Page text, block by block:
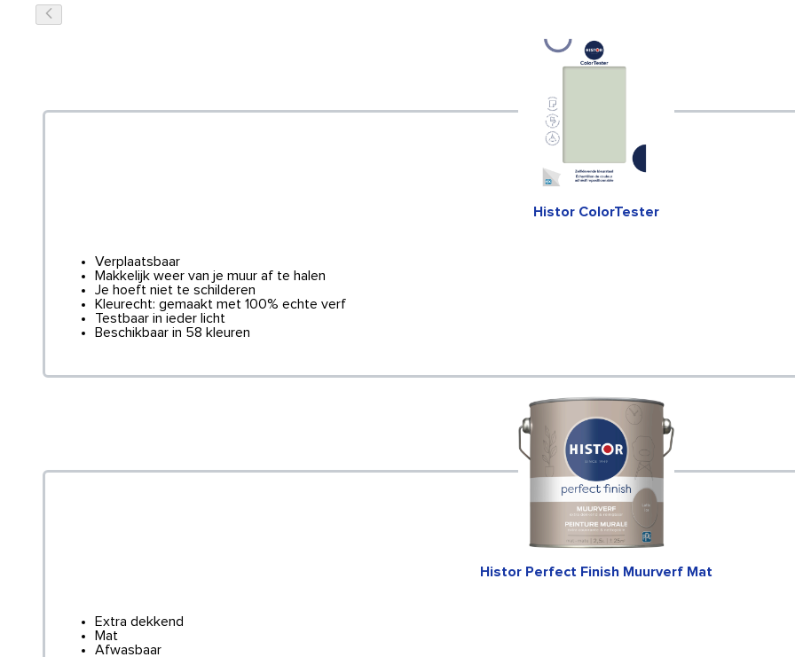
Histor ColorTester
Verplaatsbaar
Makkelijk weer van je muur af te halen
Je hoeft niet te schilderen
Kleurecht: gemaakt met 100% echte verf
Testbaar in ieder licht
Beschikbaar in 58 kleuren
Histor Perfect Finish Muurverf Mat
Extra dekkend
Mat
Afwasbaar